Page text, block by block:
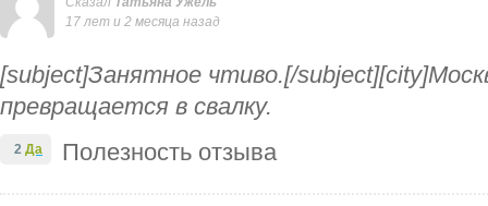
17 лет и 2 месяца назад
[subject]Занятное чтиво.[/
превращается в свалку.
Полезность отзыва
2 Да